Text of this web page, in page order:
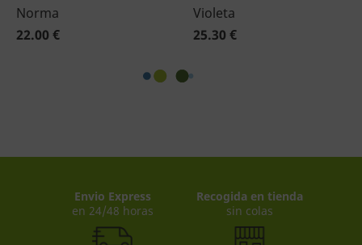
Norma
22.00 €
Violeta
25.30 €
Envio Express
en 24/48 horas
Recogida en tienda
sin colas